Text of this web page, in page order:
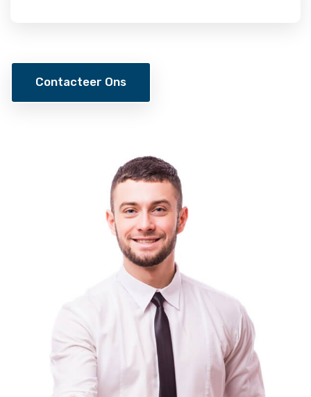
Contacteer Ons